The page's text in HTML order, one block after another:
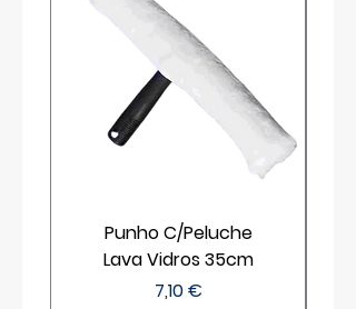
Punho C/Peluche
Lava Vidros 35cm
Preço
7,10 €